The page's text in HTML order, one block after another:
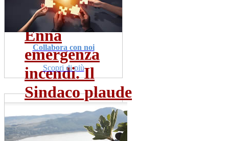
dom 19 lug
Leggi Tutto
Enna
emergenza
incendi. Il
Sindaco plaude
al...
dom 19 lug
Collabora con noi
Scopri di più